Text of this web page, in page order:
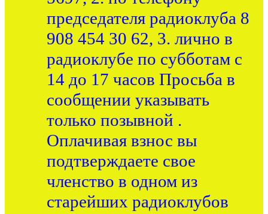
председателя радиоклуба 8
908 454 30 62, 3. лично в
радиоклубе по субботам с
14 до 17 часов Просьба в
сообщении указывать
только позывной .
Оплачивая взнос вы
подтверждаете свое
членство в одном из
старейших радиоклубов